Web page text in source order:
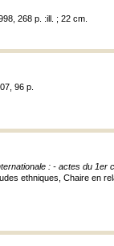
268 p. :ill. ; 22 cm.
96 p.
: - actes du 1er
ethniques, Chaire en